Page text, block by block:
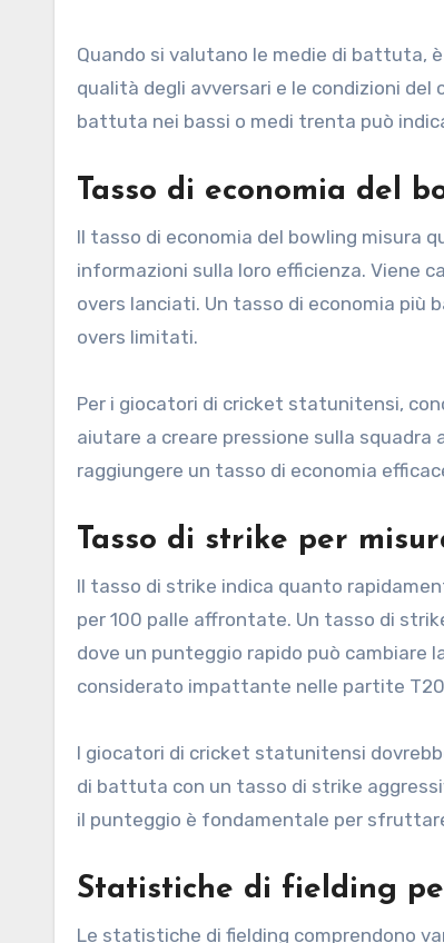
Quando si valutano le medie di battuta,
qualità degli avversari e le condizioni
battuta nei bassi o medi trenta può
Tasso di economia del
Il tasso di economia del bowling misura
informazioni sulla loro efficienza. Viene
overs lanciati. Un tasso di economia più
overs limitati.
Per i giocatori di cricket statunitensi,
aiutare a creare pressione sulla squadra
raggiungere un tasso di economia
Tasso di strike per
Il tasso di strike indica quanto
per 100 palle affrontate. Un tasso di
dove un punteggio rapido può cambiare
considerato impattante nelle partite
I giocatori di cricket statunitensi
di battuta con un tasso di strike
il punteggio è fondamentale per
Statistiche di fielding
Le statistiche di fielding comprendono